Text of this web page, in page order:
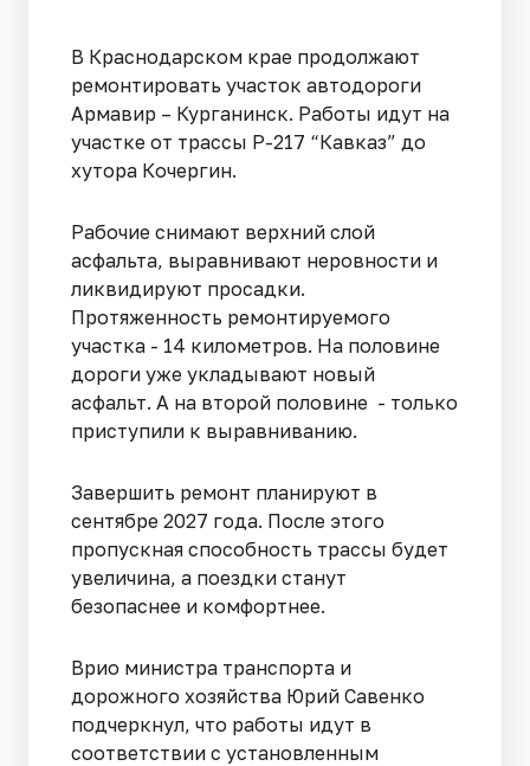
В Краснодарском крае продолжают
ремонтировать участок автодороги
Армавир – Курганинск. Работы идут на
участке от трассы Р-217 “Кавказ” до
хутора Кочергин.
Рабочие снимают верхний слой
асфальта, выравнивают неровности и
ликвидируют просадки.
Протяженность ремонтируемого
участка - 14 километров. На половине
дороги уже укладывают новый
асфальт. А на второй половине - только
приступили к выравниванию.
Завершить ремонт планируют в
сентябре 2027 года. После этого
пропускная способность трассы будет
увеличина, а поездки станут
безопаснее и комфортнее.
Врио министра транспорта и
дорожного хозяйства Юрий Савенко
подчеркнул, что работы идут в
соответствии с установленным